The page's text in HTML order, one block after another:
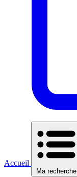
Accueil
Ma recherche